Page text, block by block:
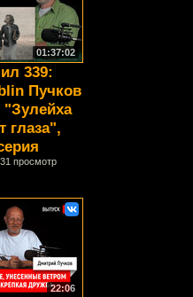
01:37:02
339:
Пучков
"Зулейха
глаза",
просмотр
22:06